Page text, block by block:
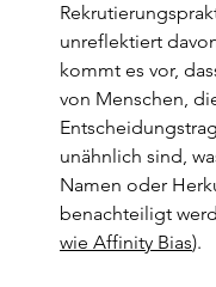
unreflektiert
kommt es vor,
von Menschen,
unähnlich sind,
Namen oder
benachteiligt
wie Affinity Bias).